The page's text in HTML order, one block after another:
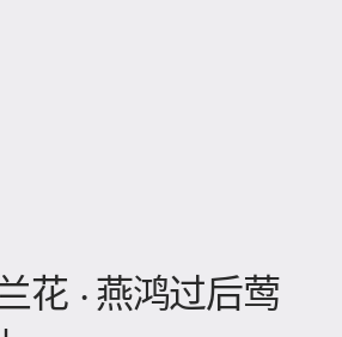
兰花 · 燕鸿过后莺